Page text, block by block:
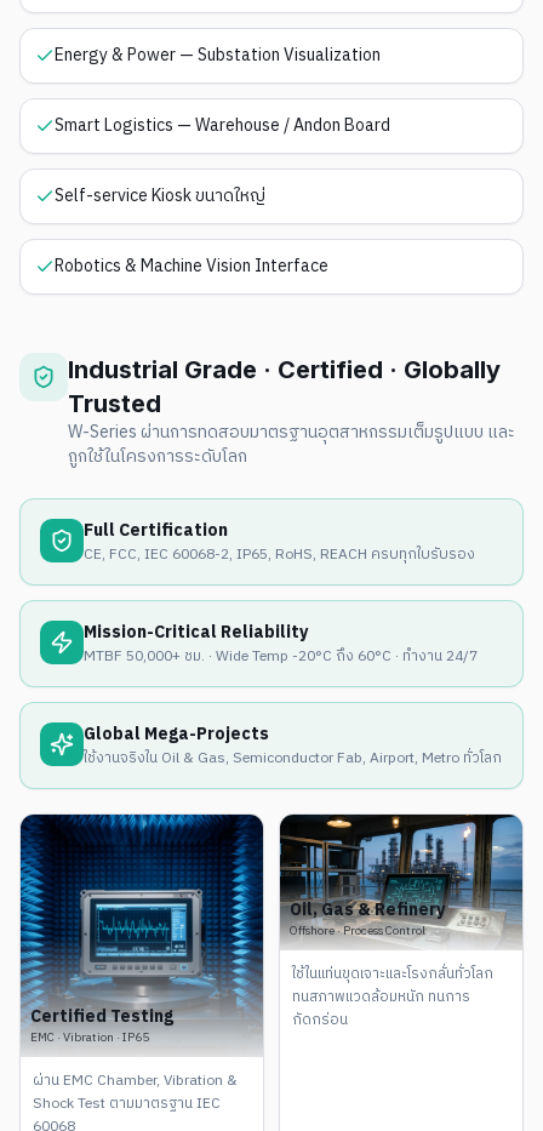
Energy & Power — Substation Visualization
Smart Logistics — Warehouse / Andon Board
Self-service Kiosk ขนาดใหญ่
Robotics & Machine Vision Interface
Industrial Grade · Certified · Globally
Trusted
W-Series ผ่านการทดสอบมาตรฐานอุตสาหกรรมเต็มรูปแบบ และ
ถูกใช้ในโครงการระดับโลก
Full Certification
CE, FCC, IEC 60068-2, IP65, RoHS, REACH ครบทุกใบรับรอง
Mission-Critical Reliability
MTBF 50,000+ ชม. · Wide Temp -20°C ถึง 60°C · ทำงาน 24/7
Global Mega-Projects
ใช้งานจริงใน Oil & Gas, Semiconductor Fab, Airport, Metro ทั่วโลก
Certified Testing
EMC · Vibration · IP65
ผ่าน EMC Chamber, Vibration &
Shock Test ตามมาตรฐาน IEC
Oil, Gas & Refinery
Offshore · Process Control
ใช้ในแท่นขุดเจาะและโรงกลั่นทั่วโลก
ทนสภาพแวดล้อมหนัก ทนการ
กัดกร่อน